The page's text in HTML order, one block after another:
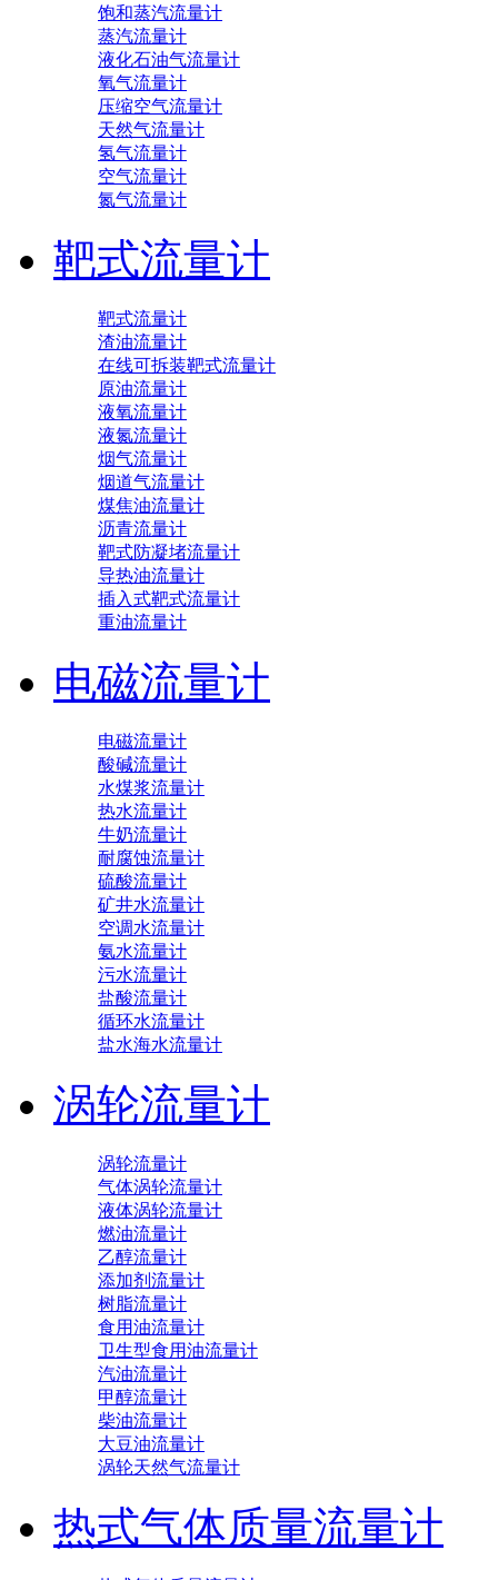
饱和蒸汽流量计
蒸汽流量计
液化石油气流量计
氧气流量计
压缩空气流量计
天然气流量计
氢气流量计
空气流量计
氮气流量计
靶式流量计
靶式流量计
渣油流量计
在线可拆装靶式流量计
原油流量计
液氧流量计
液氮流量计
烟气流量计
烟道气流量计
煤焦油流量计
沥青流量计
靶式防凝堵流量计
导热油流量计
插入式靶式流量计
重油流量计
电磁流量计
电磁流量计
酸碱流量计
水煤浆流量计
热水流量计
牛奶流量计
耐腐蚀流量计
硫酸流量计
矿井水流量计
空调水流量计
氨水流量计
污水流量计
盐酸流量计
循环水流量计
盐水海水流量计
涡轮流量计
涡轮流量计
气体涡轮流量计
液体涡轮流量计
燃油流量计
乙醇流量计
添加剂流量计
树脂流量计
食用油流量计
卫生型食用油流量计
汽油流量计
甲醇流量计
柴油流量计
大豆油流量计
涡轮天然气流量计
热式气体质量流量计